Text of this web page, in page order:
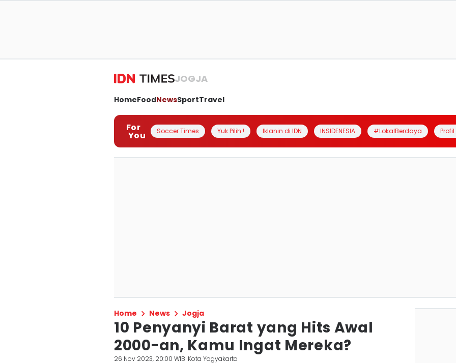
JOGJA
HomeFoodNewsSportTravel
For
You Soccer Times Yuk Pilih ! Iklanin di IDN INSIDENESIA #LokalBerdaya
Home News Jogja
10 Penyanyi Barat yang Hits Awal
2000-an, Kamu Ingat Mereka?
26 Nov 2023, 20:00 WIB Kota Yogyakarta